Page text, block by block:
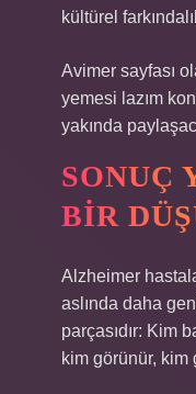
kültürel
Avimer sayfası
yemesi lazım
yakında
SONUÇ
BIR
Alzheimer
aslında daha
parçasıdır: Kim
kim görünür, kim